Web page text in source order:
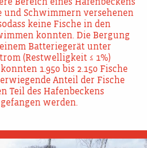
Bereich eines Hafenbeckens
Schwimmern versehenen
keine Fische in den
konnten. Die Bergung
Batteriegerät unter
(Restwelligkeit ≤ 1%)
1.950 bis 2.150 Fische
Anteil der Fische
Teil des Hafenbeckens
werden.